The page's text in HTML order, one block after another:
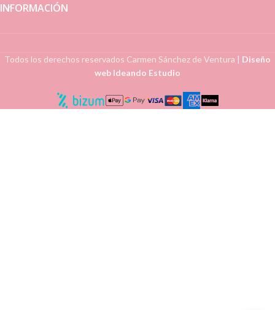
INFORMACIÓN
Todos los derechos reservados Carmen Sánchez de Ventura | Diseño
web Ideando Estudio